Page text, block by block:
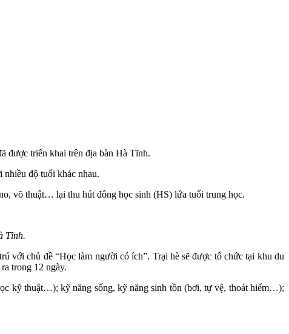
được triển khai trên địa bàn Hà Tĩnh.
độ tuổi khác nhau.
võ thuật… lại thu hút đông học sinh (HS) lứa tuổi trung học.
Tĩnh.
với chủ đề “Học làm người có ích”. Trại hè sẽ được tổ chức tại khu du
trong 12 ngày.
kỹ thuật…); kỹ năng sống, kỹ năng sinh tồn (bơi, tự vệ, thoát hiểm…);